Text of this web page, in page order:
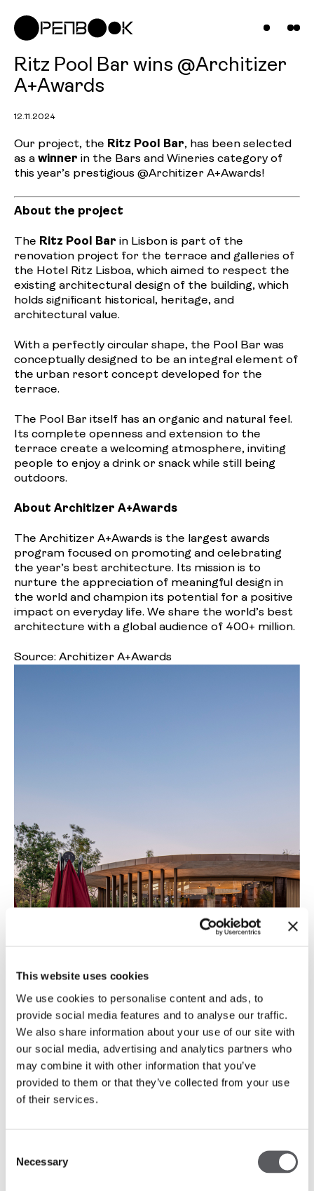
This website uses cookies
We use cookies to personalise content and ads, to
provide social media features and to analyse our traffic.
We also share information about your use of our site with
our social media, advertising and analytics partners who
may combine it with other information that you’ve
provided to them or that they’ve collected from your use
of their services.
Selection
Necessary
Projects
News &
Contact
Us
Ritz Pool Bar wins @Architizer
A+Awards
12.11.2024
Our project, the Ritz Pool Bar, has been selected
as a winner in the Bars and Wineries category of
this year’s prestigious @Architizer A+Awards!
About the project
The Ritz Pool Bar in Lisbon is part of the
renovation project for the terrace and galleries of
the Hotel Ritz Lisboa, which aimed to respect the
existing architectural design of the building, which
holds significant historical, heritage, and
architectural value.
With a perfectly circular shape, the Pool Bar was
conceptually designed to be an integral element of
the urban resort concept developed for the
terrace.
The Pool Bar itself has an organic and natural feel.
Its complete openness and extension to the
terrace create a welcoming atmosphere, inviting
people to enjoy a drink or snack while still being
outdoors.
About Architizer A+Awards
The Architizer A+Awards is the largest awards
program focused on promoting and celebrating
the year’s best architecture. Its mission is to
nurture the appreciation of meaningful design in
the world and champion its potential for a positive
impact on everyday life. We share the world’s best
architecture with a global audience of 400+ million.
Source: Architizer A+Awards
O Ritz Pool Bar vence o prémio
@Architizer A+Awards
O nosso projeto, o